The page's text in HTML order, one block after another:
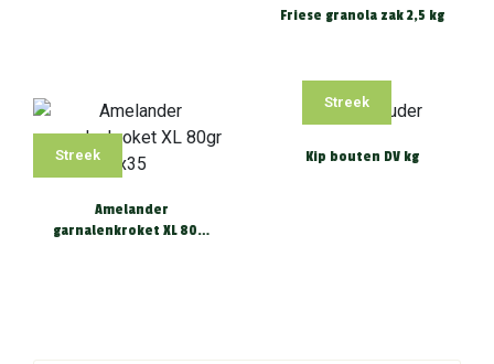
Friese granola zak 2,5 kg
Streek
Amelander
garnalenkroket XL 80gr
Streek
Kip bouten DV kg